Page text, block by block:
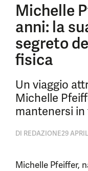
Michelle
anni: la
segreto
fisica
Un viaggio
Michelle
mantenersi in
DI REDAZIONE29
Michelle Pfeiffer,